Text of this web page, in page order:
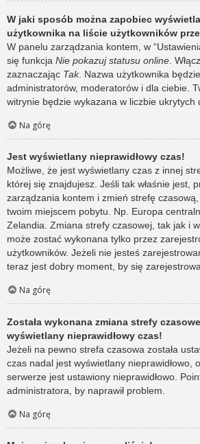
W jaki sposób można zapobiec
użytkownika na liście użytkowników
W panelu zarządzania kontem, w
się funkcja Nie pokazuj statusu online .
zaznaczając Tak. Nazwa użytkownika
administratorów, moderatorów i dla ciebie.
witrynie będzie wykazana w liczbie ukrytych
Na górę
Jest wyświetlany nieprawidłowy czas!
Możliwe, że jest wyświetlany czas z innej
której się znajdujesz. Jeśli tak właśnie jest,
zarządzania kontem i zmień strefę
twoim miejscem pobytu. Np. Europa
Zelandia. Zmiana strefy czasowej, tak jak i
może zostać wykonana tylko przez
użytkowników. Jeżeli nie jesteś
teraz jest dobry moment, by się
Na górę
Została wykonana zmiana strefy
wyświetlany nieprawidłowy czas!
Jeżeli na pewno strefa czasowa została
czas nadal jest wyświetlany nieprawidłowo,
serwerze jest ustawiony nieprawidłowo.
administratora, by naprawił problem.
Na górę